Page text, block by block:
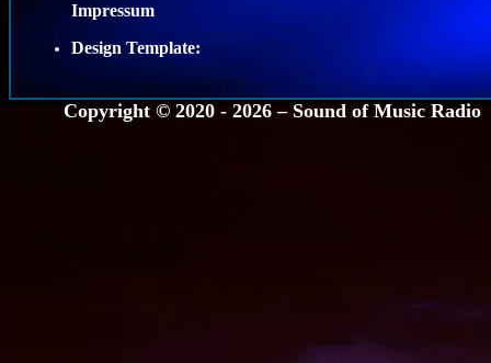
Impressum
Design Template:
Copyright © 2020 - 2026 – Sound of Music Radio